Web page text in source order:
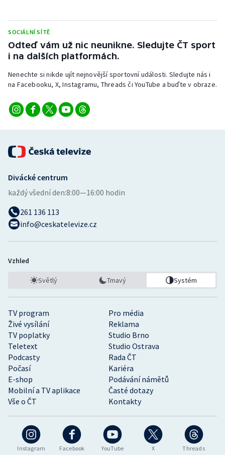
Sportovní střelba
Stolní tenis
Triatlon
Veslování
Vodní slalom
Volejbal
Ostatní
SOCIÁLNÍ SÍTĚ
Odteď vám už nic neunikne. Sledujte ČT sport
i na dalších platformách.
Nenechte si nikde ujít nejnovější sportovní události. Sledujte nás i
na Facebooku, X, Instagramu, Threads či YouTube a buďte v obraze.
Instagram Facebook YouTube X Threads
TV program
Pro média
Živé vysílání
Reklama
TV poplatky
Studio Brno
Teletext
Studio Ostrava
Podcasty
Rada ČT
Počasí
Kariéra
E-shop
Podávání námětů
Mobilní a TV aplikace
Časté dotazy
Vše o ČT
Kontakty
Divácké centrum
každý všední den:8:00—16:00 hodin
261 136 113
info@ceskatelevize.cz
Vzhled
Světlý Tmavý Systém